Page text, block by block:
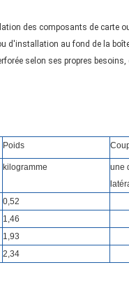
des composants de carte
d'installation au fond de la
selon ses propres besoins,
Poids
kilogramme
une
0,52
1,46
1,93
2,34